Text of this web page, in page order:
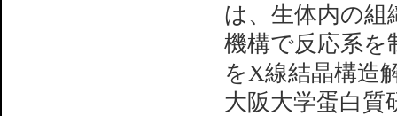
は、生体内の
機構で反応系を
をX線結晶構造
大阪大学蛋白質